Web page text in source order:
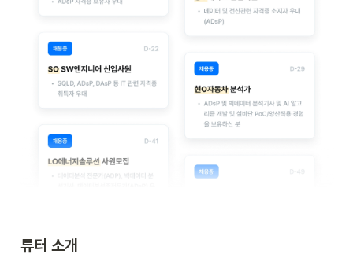
튜터 소개